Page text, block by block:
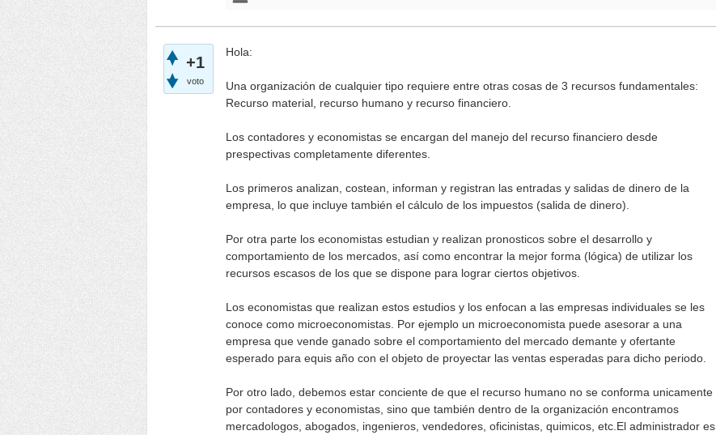
+1
voto
Hola:
Una organización de cualquier tipo requiere entre otras cosas de 3 recursos fundamentales:
Recurso material, recurso humano y recurso financiero.
Los contadores y economistas se encargan del manejo del recurso financiero desde
prespectivas completamente diferentes.
Los primeros analizan, costean, informan y registran las entradas y salidas de dinero de la
empresa, lo que incluye también el cálculo de los impuestos (salida de dinero).
Por otra parte los economistas estudian y realizan pronosticos sobre el desarrollo y
comportamiento de los mercados, así como encontrar la mejor forma (lógica) de utilizar los
recursos escasos de los que se dispone para lograr ciertos objetivos.
Los economistas que realizan estos estudios y los enfocan a las empresas individuales se les
conoce como microeconomistas. Por ejemplo un microeconomista puede asesorar a una
empresa que vende ganado sobre el comportamiento del mercado demante y ofertante
esperado para equis año con el objeto de proyectar las ventas esperadas para dicho periodo.
Por otro lado, debemos estar conciente de que el recurso humano no se conforma unicamente
por contadores y economistas, sino que también dentro de la organización encontramos
mercadologos, abogados, ingenieros, vendedores, oficinistas, quimicos, etc.El administrador es